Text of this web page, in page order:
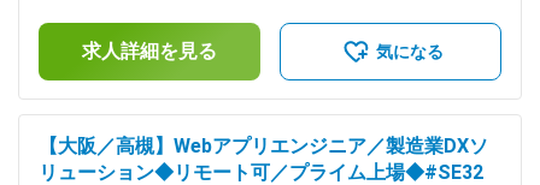
ーネント、ヘルスケアなど様々な事業に採用面から関わること
ができます。 現在、会社として事業ポートフォリオの転換を
進めている最中であり、それらを促進するためにも人材採用に
ミッションに対して、大きな裁量を持って取り組める環境が当
社にはあり、ご自身のアイデアをスピーディに業務に反映する
ことができます。 将来的にはHRBP、人材育成、研修、制度企
画、グローバル人事など幅広く人事としてのキャリアを積んで
ませんので、年齢には左右されません。 経験・スキルを考慮
の上、決定します。※上記金額は、あくまで目安・参考値とな
ります。賃金はあくまでも目安の金額であり、選考を通じて上
です。
求人詳細を見る 気になる
【大阪／高槻】Webアプリエンジニア／製造業DXソ
リューション◆リモート可／プライム上場◆#SE32